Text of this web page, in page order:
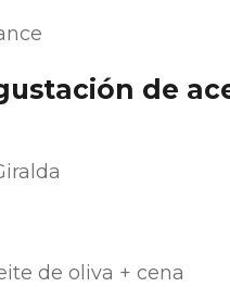
de
de oliva + cena